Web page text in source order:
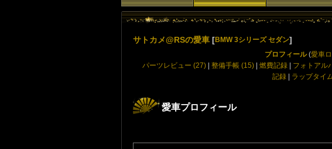
サトカメ@RSの愛車 [BMW 3シリーズ セダン]
プロフィール(愛車
パーツレビュー (27)| 整備手帳 (15)| 燃費記録| フォトアル
記録| ラップタイ
愛車プロフィール